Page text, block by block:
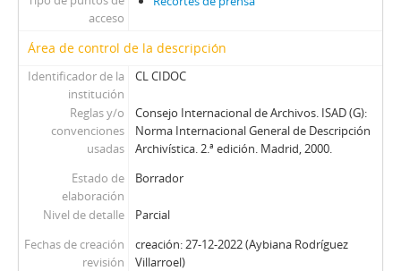
acceso
Área de control de la descripción
Identificador de la
institución
CL CIDOC
Reglas y/o
convenciones
usadas
Consejo Internacional de Archivos. ISAD (G):
Norma Internacional General de Descripción
Archivística. 2.ª edición. Madrid, 2000.
Estado de
elaboración
Borrador
Nivel de detalle
Parcial
Fechas de creación
revisión
creación: 27-12-2022 (Aybiana Rodríguez
Villarroel)